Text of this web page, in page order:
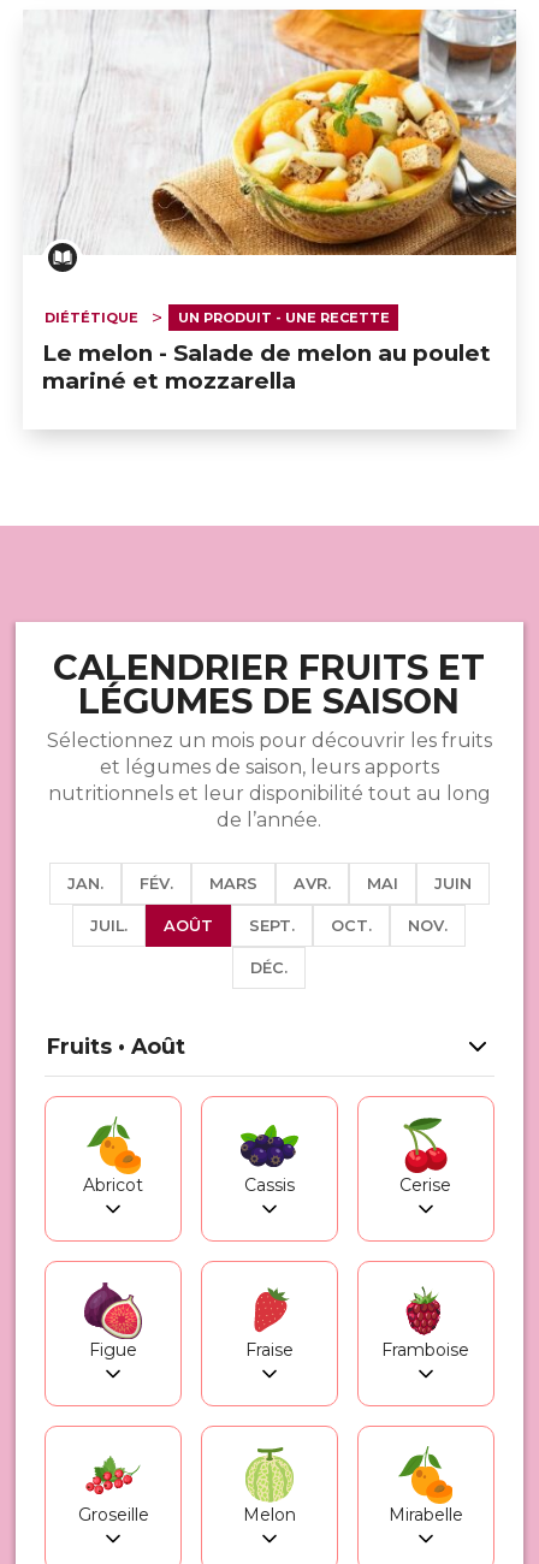
DIÉTÉTIQUE UN PRODUIT - UNE RECETTE
Le melon - Salade de melon au poulet
mariné et mozzarella
CALENDRIER FRUITS ET
LÉGUMES DE SAISON
Sélectionnez un mois pour découvrir les fruits
et légumes de saison, leurs apports
nutritionnels et leur disponibilité tout au long
de l’année.
JAN. FÉV. MARS AVR. MAI JUIN
JUIL. AOÛT SEPT. OCT. NOV.
DÉC.
Fruits • Août
Abricot Cassis Cerise
Figue Fraise Framboise
Groseille Melon Mirabelle